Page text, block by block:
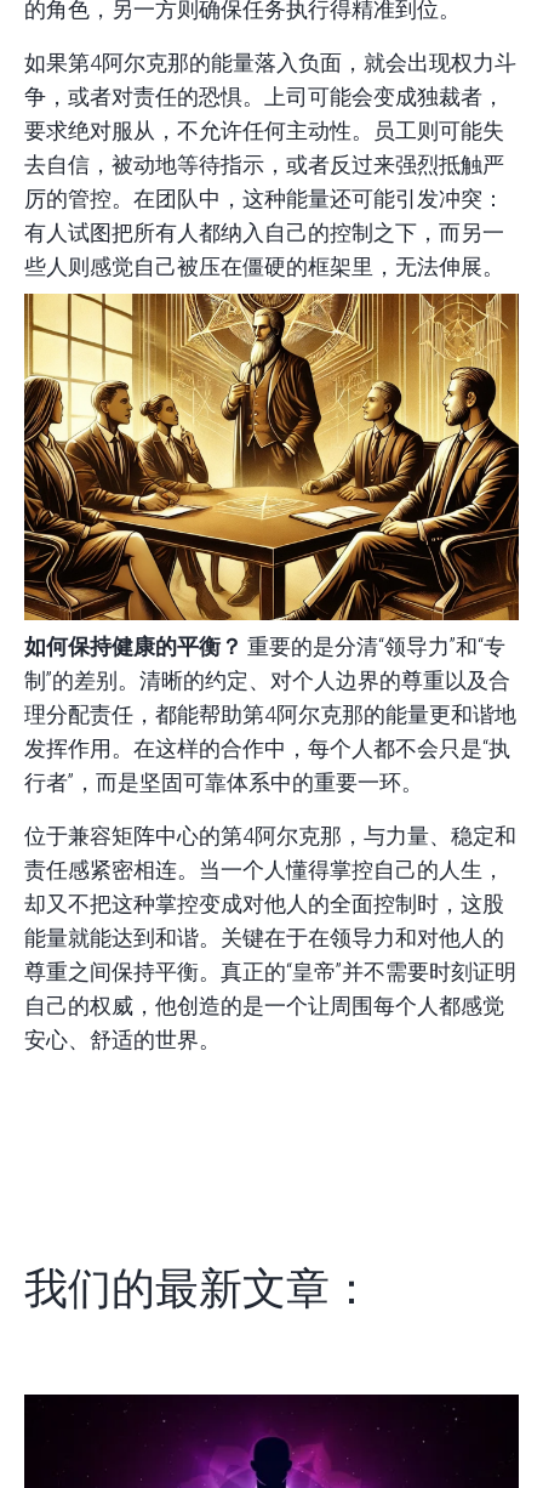
的角色，另一方则确保任务执行得精准到位。
如果第4阿尔克那的能量落入负面，就会出现权力斗
争，或者对责任的恐惧。上司可能会变成独裁者，
要求绝对服从，不允许任何主动性。
员工则可能失
去自信，被动地等待指示，或者反过来强烈抵触严
厉的管控。在团队中，这种能量还可能引发冲突：
有人试图把所有人都纳入自己的控制之下，而另一
些人则感觉自己被压在僵硬的框架里，无法伸展。
如何保持健康的平衡？ 重要的是分清“领导力”和“专
制”的差别。清晰的约定、对个人边界的尊重以及合
理分配责任，都能帮助第4阿尔克那的能量更和谐地
发挥作用。在这样的合作中，每个人都不会只是“执
行者”，而是坚固可靠体系中的重要一环。
位于兼容矩阵中心的第4阿尔克那，与力量、稳定和
责任感紧密相连。当一个人懂得掌控自己的人生，
却又不把这种掌控变成对他人的全面控制时，这股
能量就能达到和谐。关键在于在领导力和对他人的
尊重之间保持平衡。真正的“皇帝”并不需要时刻证明
自己的权威，他创造的是一个让周围每个人都感觉
安心、舒适的世界。
我们的最新文章：